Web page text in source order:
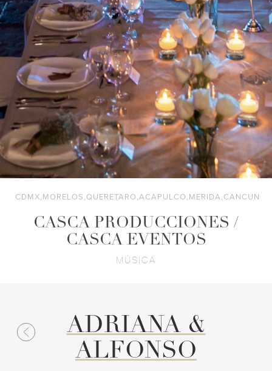
CDMX,MORELOS,QUERETARO,ACAPULCO,MERIDA,CANCUN
CASCA PRODUCCIONES /
CASCA EVENTOS
MÚSICA
ADRIANA &
ALFONSO